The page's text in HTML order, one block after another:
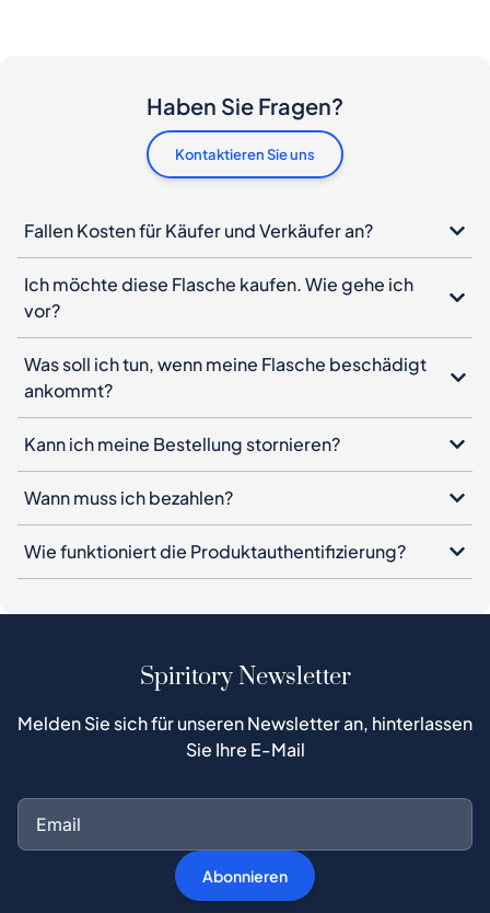
Haben Sie Fragen?
Kontaktieren Sie uns
Fallen Kosten für Käufer und Verkäufer an?
Ich möchte diese Flasche kaufen. Wie gehe ich
vor?
Was soll ich tun, wenn meine Flasche beschädigt
ankommt?
Kann ich meine Bestellung stornieren?
Wann muss ich bezahlen?
Wie funktioniert die Produktauthentifizierung?
Spiritory Newsletter
Melden Sie sich für unseren Newsletter an, hinterlassen
Sie Ihre E-Mail
Abonnieren